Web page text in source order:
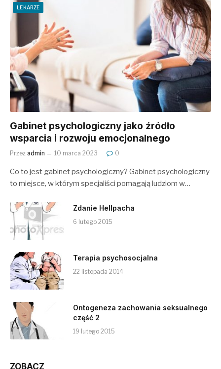
LEKARZE
Gabinet psychologiczny jako źródło
wsparcia i rozwoju emocjonalnego
Przez admin 10 marca 2023 0
Co to jest gabinet psychologiczny? Gabinet psychologiczny
to miejsce, w którym specjaliści pomagają ludziom w…
Zdanie Hellpacha
6 lutego 2015
Terapia psychosocjalna
22 listopada 2014
Ontogeneza zachowania seksualnego
część 2
19 lutego 2015
ZOBACZ